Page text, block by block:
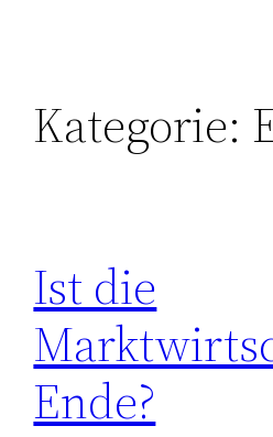
Kategorie:
Ist die
Ende?